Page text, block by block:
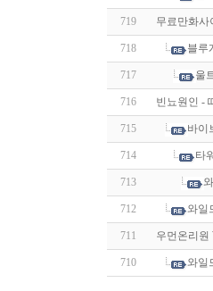
719 무료만화
718 블루
717 울
716 빈뇨원인 -
715 바이
714 타
713
712 와일
711 우먼온리
710 와일